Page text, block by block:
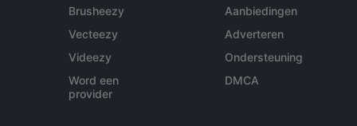
Brusheezy
Vecteezy
Videezy
Word een
provider
Aanbiedingen
Adverteren
Ondersteuning
DMCA